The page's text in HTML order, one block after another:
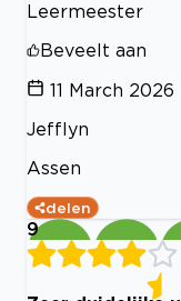
Leermeester
Beveelt aan
11 March 2026
Jefflyn
Assen
delen
9